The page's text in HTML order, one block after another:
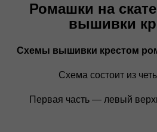
Ромашки на
вышивки
Схемы вышивки крестом
Схема состоит из
Первая часть — левый